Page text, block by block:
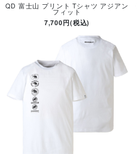
QD 富士山 プリント Tシャツ アジアン
フィット
7,700円(税込)